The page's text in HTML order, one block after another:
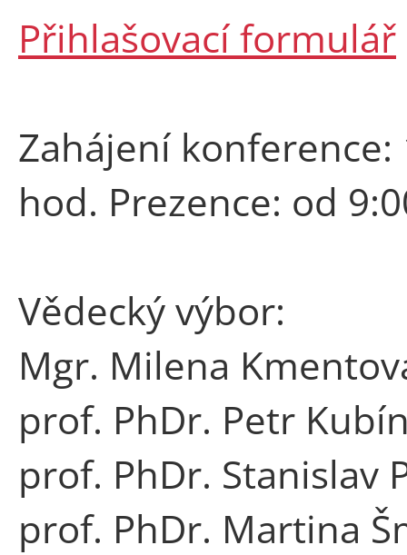
Přihlašovací formulář
Zahájení konference:
hod. Prezence: od
Vědecký výbor:
Mgr. Milena
prof. PhDr. Petr
prof. PhDr. Stanislav
prof. PhDr. Martina